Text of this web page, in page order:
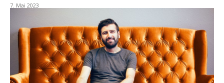
7. Mai 2023